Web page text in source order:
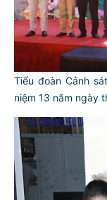
Tiểu đoàn Cảnh
niệm 13 năm ngày